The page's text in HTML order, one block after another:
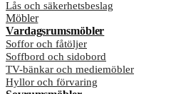
Lås och säkerhetsbeslag
Möbler
Vardagsrumsmöbler
Soffor och fåtöljer
Soffbord och sidobord
TV-bänkar och mediemöbler
Hyllor och förvaring